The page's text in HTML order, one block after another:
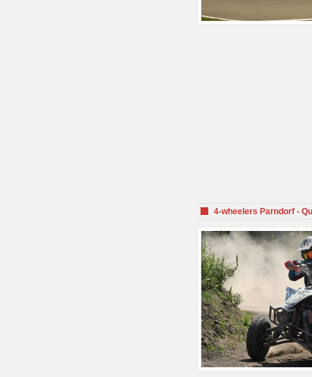
4-wheelers Parndorf -